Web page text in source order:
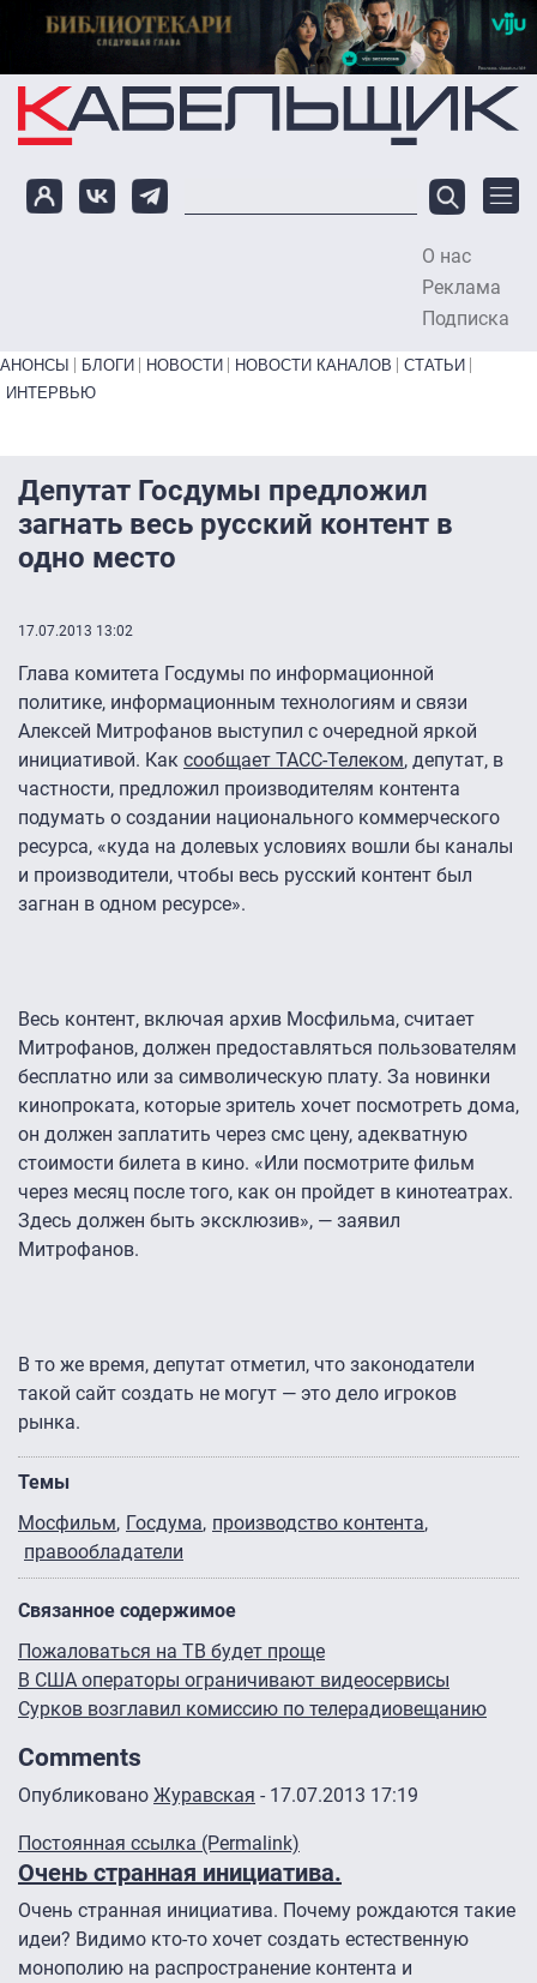
Перейти к основному содержанию
О нас
Реклама
Подписка
Primary links bottom
АНОНСЫ БЛОГИ НОВОСТИ НОВОСТИ КАНАЛОВ
СТАТЬИ
ИНТЕРВЬЮ
Депутат Госдумы предложил
загнать весь русский контент в
одно место
17.07.2013 13:02
Глава комитета Госдумы по информационной
политике, информационным технологиям и связи
Алексей Митрофанов выступил с очередной яркой
инициативой. Как сообщает ТАСС-Телеком, депутат, в
частности, предложил производителям контента
подумать о создании национального коммерческого
ресурса, «куда на долевых условиях вошли бы каналы
и производители, чтобы весь русский контент был
загнан в одном ресурсе».
Весь контент, включая архив Мосфильма, считает
Митрофанов, должен предоставляться пользователям
бесплатно или за символическую плату. За новинки
кинопроката, которые зритель хочет посмотреть дома,
он должен заплатить через смс цену, адекватную
стоимости билета в кино. «Или посмотрите фильм
через месяц после того, как он пройдет в кинотеатрах.
Здесь должен быть эксклюзив», — заявил
Митрофанов.
В то же время, депутат отметил, что законодатели
такой сайт создать не могут — это дело игроков
рынка.
Темы
Мосфильм
Госдума производство контента
правообладатели
Связанное содержимое
Пожаловаться на ТВ будет проще
В США операторы ограничивают видеосервисы
Сурков возглавил комиссию по телерадиовещанию
Comments
Опубликовано Журавская - 17.07.2013 17:19
Постоянная ссылка (Permalink)
Очень странная инициатива.
Очень странная инициатива. Почему рождаются такие
идеи? Видимо кто-то хочет создать естественную
монополию на распространение контента и